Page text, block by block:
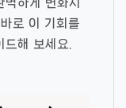
로 이 기회를
해 보세요.